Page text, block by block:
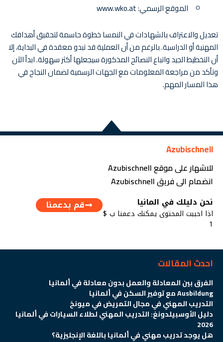
الموقع الرسمي:www.wko.at
تعديل والاعتراف بالشهادات في النمسا خطوة حاسمة لتحقيق أهدافك
المهنية أو الدراسية. بالرغم من أن العملية قد تبدو معقدة في البداية، إلا
أن التخطيط الجيد واتباع النصائح المذكورة سيجعلها أكثر سهولة. ابدأ الآن
وتأكد من مراجعة المعلومات مع الجهات الرسمية لضمان النجاح في
هذا المسار المهم.
Azubischnell
للاشهار على موقع Azubischnell
انضمام الى فريق Azubischnell
نحن دليلك في المانيا
اذا احببت المحتوى يمكنك دعمنا ب $
1
قم بدعمنا
احدث المقالات
الفرق بين المعادلة والعمل بدون معادلة في ألمانيا
Ausbildung مع توفير السكن في ألمانيا
التدريب المهني في مجال التمريض في ميونخ
دليل الأوسبيلدونغ: التدريب المهني لطلاء السيارات في ألمانيا
2026
هل يوجد تدريب مهني في ألمانيا باللغة الإنجليزية؟